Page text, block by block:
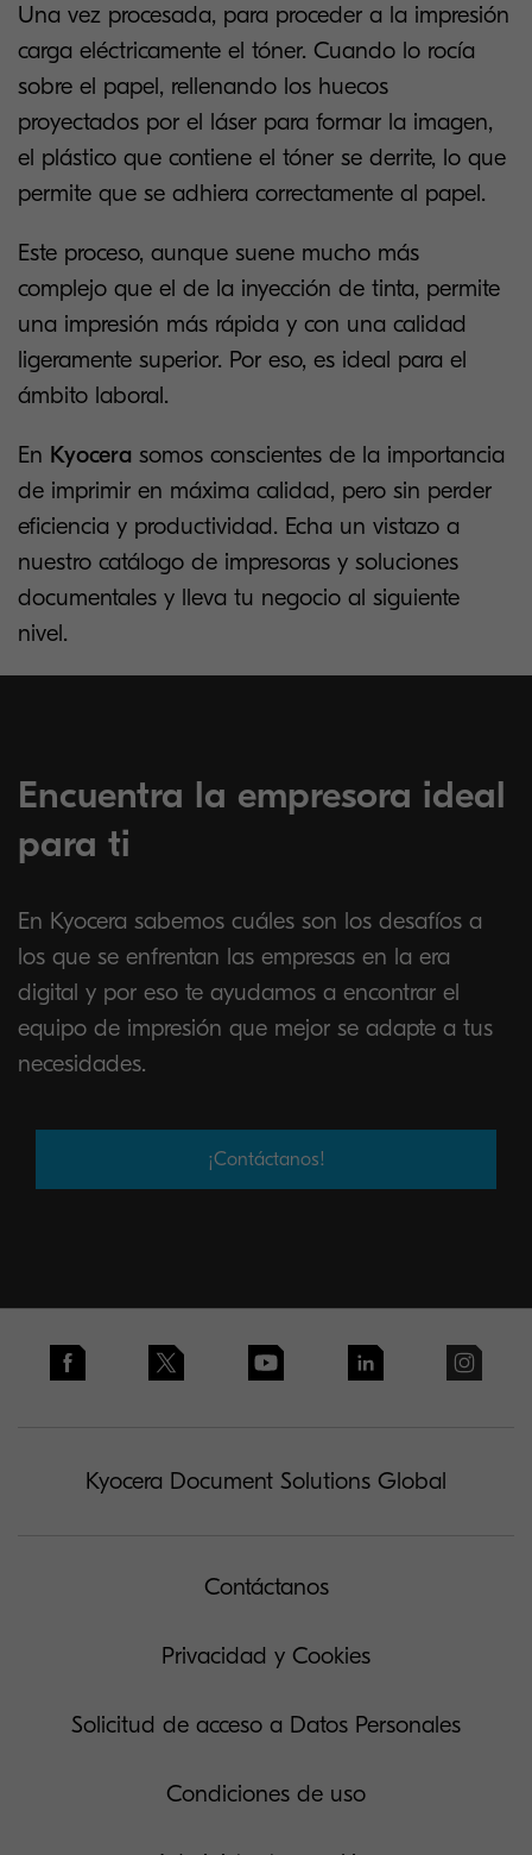
Una vez procesada, para proceder a la impresión
carga eléctricamente el tóner. Cuando lo rocía
sobre el papel, rellenando los huecos
proyectados por el láser para formar la imagen,
el plástico que contiene el tóner se derrite, lo que
permite que se adhiera correctamente al papel.
Este proceso, aunque suene mucho más
complejo que el de la inyección de tinta, permite
una impresión más rápida y con una calidad
ligeramente superior. Por eso, es ideal para el
ámbito laboral.
En Kyocera somos conscientes de la importancia
de imprimir en máxima calidad, pero sin perder
eficiencia y productividad. Echa un vistazo a
nuestro catálogo de impresoras y soluciones
documentales y lleva tu negocio al siguiente
nivel.
Encuentra la empresora ideal
para ti
En Kyocera sabemos cuáles son los desafíos a
los que se enfrentan las empresas en la era
digital y por eso te ayudamos a encontrar el
equipo de impresión que mejor se adapte a tus
necesidades.
¡Contáctanos!
Kyocera Document Solutions Global
Contáctanos
Privacidad y Cookies
Solicitud de acceso a Datos Personales
Condiciones de uso